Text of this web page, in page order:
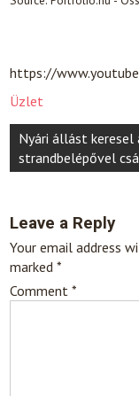
https://
Üzlet
Post
navigation
Nyári állást keresel
strandbelépővel
Leave a Reply
Your email address
marked*
Comment*